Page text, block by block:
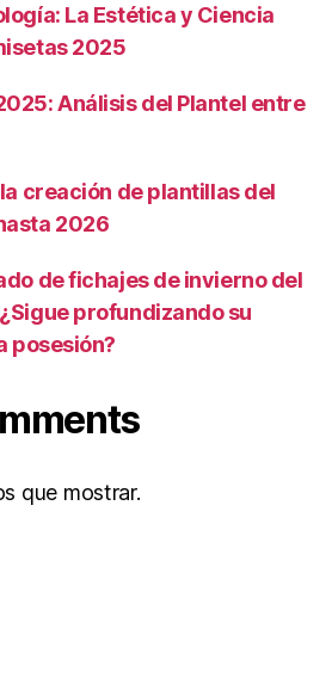
La Estética y Ciencia
2025
Análisis del Plantel entre
creación de plantillas del
2026
de fichajes de invierno del
profundizando su
posesión?
que mostrar.